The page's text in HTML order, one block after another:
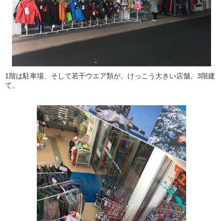
1階は駐車場、そして若干ウエア類が。けっこう大きい店舗。3階建
て。